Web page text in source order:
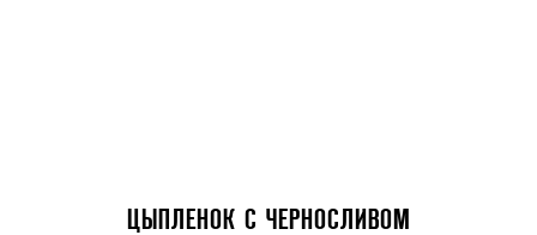
ЦЫПЛЕНОК С ЧЕРНОСЛИВОМ